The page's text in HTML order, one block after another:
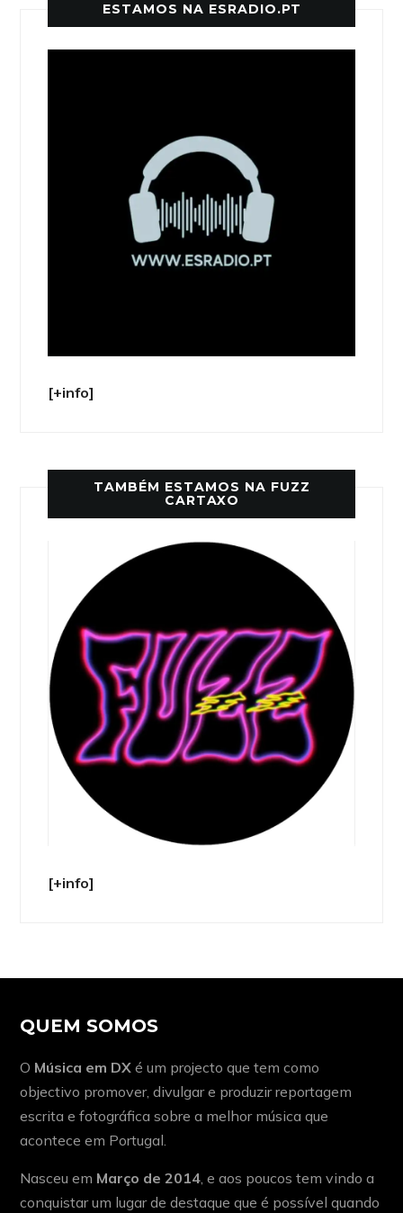
ESTAMOS NA ESRADIO.PT
[+info]
TAMBÉM ESTAMOS NA FUZZ
CARTAXO
[+info]
QUEM SOMOS
O Música em DX é um projecto que tem como
objectivo promover, divulgar e produzir reportagem
escrita e fotográfica sobre a melhor música que
acontece em Portugal.
Nasceu em Março de 2014, e aos poucos tem vindo a
conquistar um lugar de destaque que é possível quando